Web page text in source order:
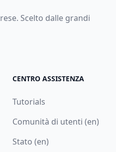
Scelto dalle grandi
CENTRO ASSISTENZA
Tutorials
Comunità di utenti (en)
Stato (en)